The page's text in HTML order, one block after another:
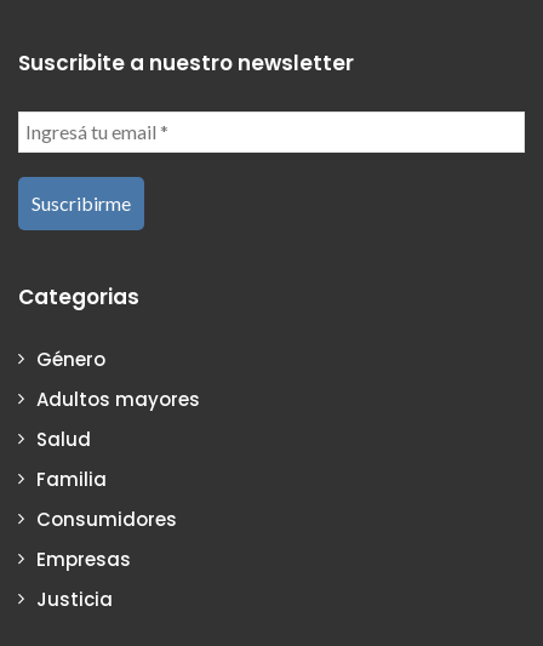
Suscribite a nuestro newsletter
Categorias
Género
Adultos mayores
Salud
Familia
Consumidores
Empresas
Justicia